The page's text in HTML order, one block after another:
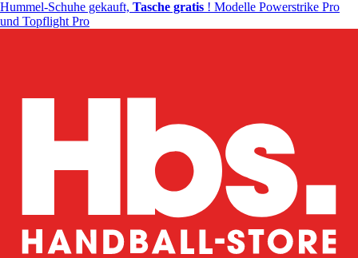
Hummel-Schuhe gekauft, Tasche gratis ! Modelle Powerstrike Pro
und Topflight Pro